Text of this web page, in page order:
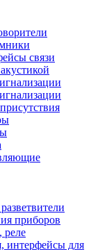
связи
приборов
реле
интерфейсы для